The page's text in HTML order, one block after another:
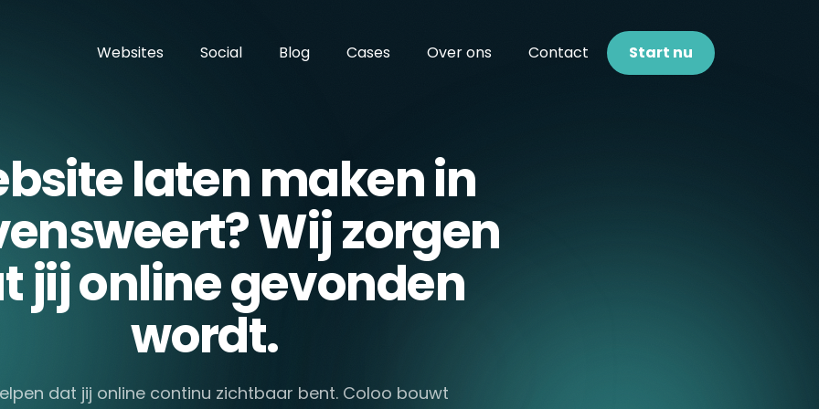
Websites
Social Blog Cases Over ons Contact Start nu
laten maken in
Wij zorgen
jij online gevonden
wordt.
dat jij online continu zichtbaar bent. Coloo bouwt